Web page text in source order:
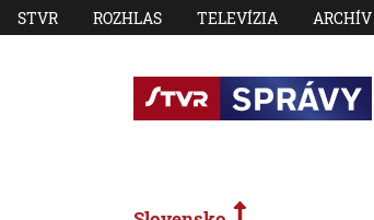
STVR ROZHLAS TELEVÍZIA ARCHÍV